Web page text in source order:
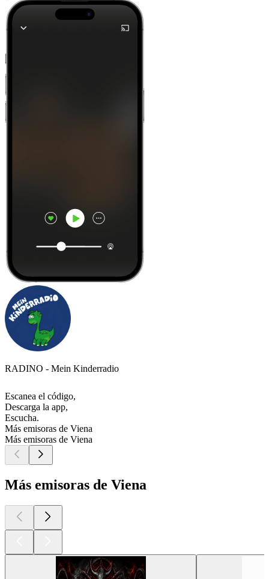
RADINO - Mein Kinderradio
Escanea el código,
Descarga la app,
Escucha.
Más emisoras de Viena
Más emisoras de Viena
Más emisoras de Viena